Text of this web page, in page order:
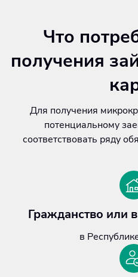
Что
получения
Для получения
потенциальному
соответствовать ряду
Гражданство или
в